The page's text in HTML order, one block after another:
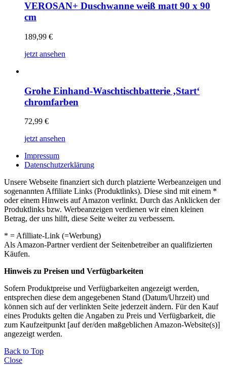
VEROSAN+ Duschwanne weiß matt 90 x 90
cm
189,99 €
jetzt ansehen
Grohe Einhand-Waschtischbatterie ‚Start‘
chromfarben
72,99 €
jetzt ansehen
Impressum
Datenschutzerklärung
Unsere Webseite finanziert sich durch platzierte Werbeanzeigen und
sogenannten Affiliate Links (Produktlinks). Diese sind mit einem *
oder einem Hinweis auf Amazon verlinkt. Durch das Anklicken der
Produktlinks bzw. Werbeanzeigen verdienen wir einen kleinen
Betrag, der uns hilft, diese Seite weiter zu verbessern.
* = Afilliate-Link (=Werbung)
Als Amazon-Partner verdient der Seitenbetreiber an qualifizierten
Käufen.
Hinweis zu Preisen und Verfügbarkeiten
Sofern Produktpreise und Verfügbarkeiten angezeigt werden,
entsprechen diese dem angegebenen Stand (Datum/Uhrzeit) und
können sich auf der verlinkten Seite jederzeit ändern. Für den Kauf
eines Produkts gelten die Angaben zu Preis und Verfügbarkeit, die
zum Kaufzeitpunkt [auf der/den maßgeblichen Amazon-Website(s)]
angezeigt werden.
Back to Top
Close